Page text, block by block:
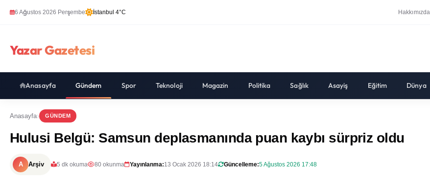
6 Ağustos 2026 Perşembe İstanbul 4°C Hakkımızda
Yazar Gazetesi
Anasayfa Gündem Spor Teknoloji Magazin Politika Sağlık Asayiş Eğitim Dünya
Anasayfa GÜNDEM
Hulusi Belgü: Samsun deplasmanında puan kaybı sürpriz oldu
A Arşiv 5 dk okuma 80 okunma Yayınlanma:13 Ocak 2026 18:14 Güncelleme:5 Ağustos 2026 17:48